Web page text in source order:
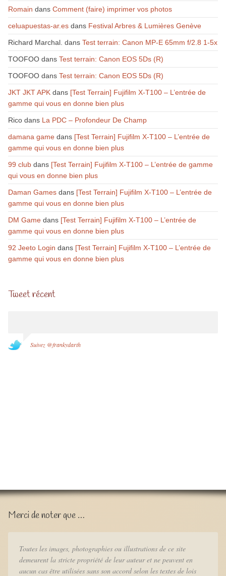
Romain dans Comment (faire) imprimer vos photos
celuapuestas-ar.esdans Festival Arbres & Lumières Genève
Richard Marchal. dans Test terrain: Canon MP-E 65mm f/2.8 1-5x
TOOFOOdans Test terrain: Canon EOS 5Ds (R)
TOOFOOdans Test terrain: Canon EOS 5Ds (R)
JKT JKT APKdans [Test Terrain] Fujifilm X-T100 – L’entrée de
gamme qui vous en donne bien plus
Ricodans La PDC – Profondeur De Champ
damana gamedans [Test Terrain] Fujifilm X-T100 – L’entrée de
gamme qui vous en donne bien plus
99 clubdans [Test Terrain] Fujifilm X-T100 – L’entrée de gamme
qui vous en donne bien plus
Daman Gamesdans [Test Terrain] Fujifilm X-T100 – L’entrée de
gamme qui vous en donne bien plus
DM Gamedans [Test Terrain] Fujifilm X-T100 – L’entrée de
gamme qui vous en donne bien plus
92 Jeeto Login dans [Test Terrain] Fujifilm X-T100 – L’entrée de
gamme qui vous en donne bien plus
Tweet récent
Suivez @frankydarth
Merci de noter que …
Toutes les images, photographies ou illustrations de ce site
demeurent la stricte propriété de leur auteur et ne peuvent en
aucun cas être utilisées sans son accord selon les textes de lois